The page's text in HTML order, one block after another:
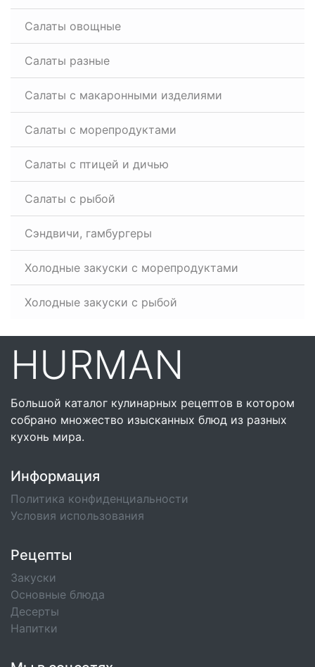
Салаты овощные
Салаты разные
Салаты с макаронными изделиями
Салаты с морепродуктами
Салаты с птицей и дичью
Салаты с рыбой
Сэндвичи, гамбургеры
Холодные закуски с морепродуктами
Холодные закуски с рыбой
HURMAN
Большой каталог кулинарных рецептов в котором
собрано множество изысканных блюд из разных
кухонь мира.
Информация
Политика конфиденциальности
Условия использования
Рецепты
Закуски
Основные блюда
Десерты
Напитки